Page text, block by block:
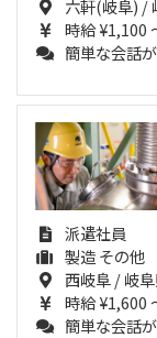
六軒(岐阜) /
時給 ¥1,100
簡単な会話
派遣社員
製造 その他
西岐阜 / 岐
時給 ¥1,600
簡単な会話